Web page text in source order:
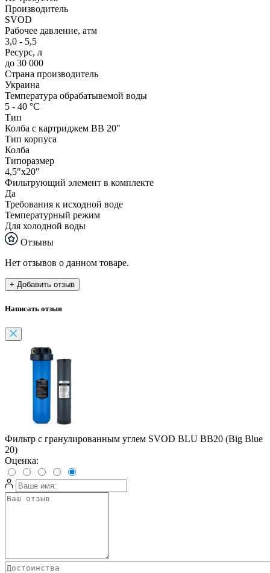
Производитель
SVOD
Рабочее давление, атм
3,0 - 5,5
Ресурс, л
до 30 000
Страна производитель
Украина
Температура обрабатывемой воды
5 - 40 °С
Тип
Колба с картриджем ВВ 20"
Тип корпуса
Колба
Типоразмер
4,5"x20"
Фильтрующий элемент в комплекте
Да
Требования к исходной воде
Температурный режим
Для холодной воды
Отзывы
Нет отзывов о данном товаре.
+ Добавить отзыв
Написать отзыв
Фильтр с гранулированным углем SVOD BLU BB20 (Big Blue
20)
Оценка: